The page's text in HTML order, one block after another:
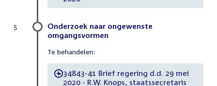
Onderzoek naar ongewenste
omgangsvormen
Te behandelen:
-34843-41 Brief regering d.d. 29 mei
2020 - R.W. Knops, staatssecretaris
5